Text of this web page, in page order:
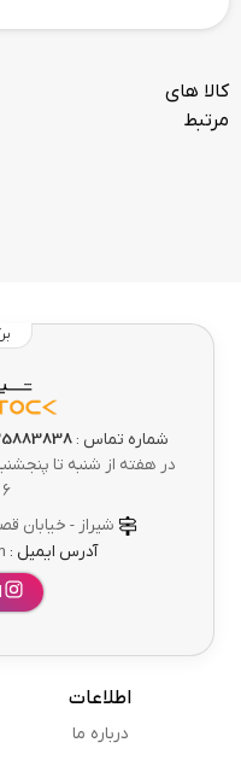
کالا های
مرتبط
شماره تماس :
۶ بعداز ظهر
شیراز - خیابان
آدرس ایمیل :
اطلاعات
درباره ما